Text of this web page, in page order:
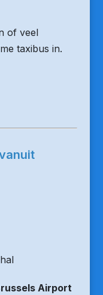
of veel
taxibus in.
Airport